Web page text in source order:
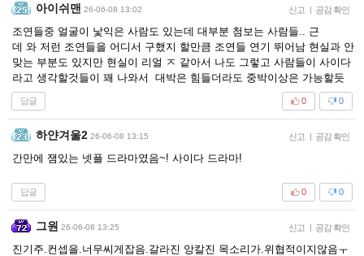
아이쉬맨 26-06-08 13:02 신고 | 공감 확인
조연들중 얼굴이 낯익은 사람도 있는데 대부분 첨보는 사람들.. 근
데 와 저런 조연들을 어디서 구했지 할만큼 조연들 연기 뛰어남 현실과 안
맞는 부분도 있지만 현실이 리얼 ㅈ 같아서 나도 그렇고 사람들이 사이다
라고 생각할것들이 꽤 나와서 대박은 힘들더라도 중박이상은 가능할듯
답글 0
0
하얀겨울2 26-06-08 13:15 신고 | 공감 확인
간만에 잼있는 넷플 드라마였음~! 사이다 드라마!
답글 0
0
그원 26-06-08 13:25 신고 | 공감 확인
진기주.컨셉을.너무씨게잡음.갈라진 앙칼진 목소리가.위협적이지않음ㅜ